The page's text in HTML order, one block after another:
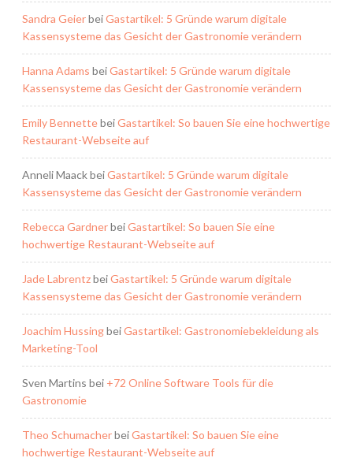
Sandra GeierbeiGastartikel: 5 Gründe warum digitale
Kassensysteme das Gesicht der Gastronomie verändern
Hanna Adams beiGastartikel: 5 Gründe warum digitale
Kassensysteme das Gesicht der Gastronomie verändern
Emily BennettebeiGastartikel: So bauen Sie eine hochwertige
Restaurant-Webseite auf
Anneli MaackbeiGastartikel: 5 Gründe warum digitale
Kassensysteme das Gesicht der Gastronomie verändern
Rebecca GardnerbeiGastartikel: So bauen Sie eine
hochwertige Restaurant-Webseite auf
Jade LabrentzbeiGastartikel: 5 Gründe warum digitale
Kassensysteme das Gesicht der Gastronomie verändern
Joachim HussingbeiGastartikel: Gastronomiebekleidung als
Marketing-Tool
Sven Martins bei +72 Online Software Tools für die
Gastronomie
Theo SchumacherbeiGastartikel: So bauen Sie eine
hochwertige Restaurant-Webseite auf